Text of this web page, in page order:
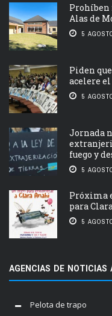
Prohíben
Alas de
5
Piden
acelere
5
Jornada
fuego y
5
Próxima
para
5
AGENCIAS DE NOTICIAS
Pelota de trapo